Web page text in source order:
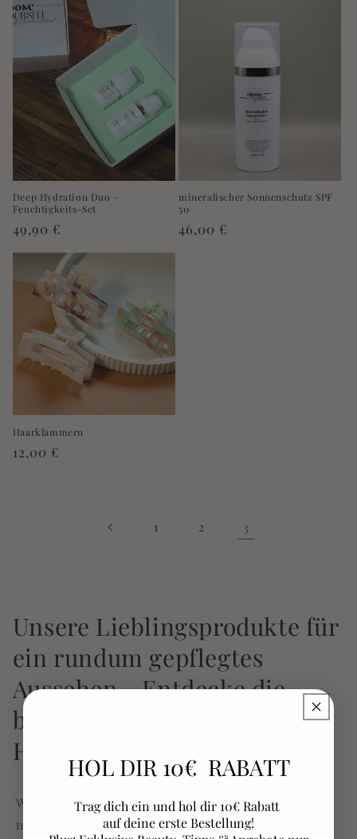
Deep Hydration Duo –
Feuchtigkeits-Set
Normaler
Preis
49,90 €
mineralischer Sonnenschutz SPF
50
Normaler
46,00 €
Haarklammern
Normaler
12,00 €
1 2 3
Unsere Lieblingsprodukte für
ein rundum gepflegtes
Aussehen - Entdecke die
besten Tools für deine
Hautpflege Routine
Wir bei Choose Yourself sind stets auf der Suche
nach den besten Produkten für eine ganzheitliche
HOL DIR 10€ RABATT
Trag dich ein und hol dir 10€ Rabatt
auf deine erste Bestellung!